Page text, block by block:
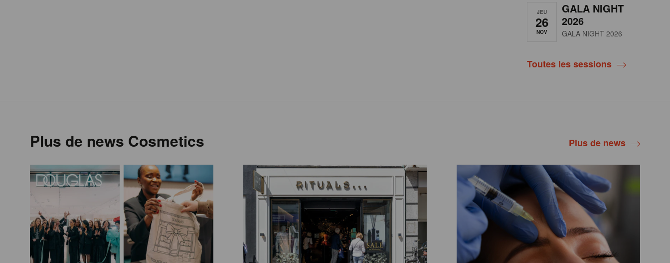
JEU
26
NOV
GALA NIGHT
2026
GALA NIGHT 2026
Toutes les sessions
Plus de news Cosmetics Plus de news